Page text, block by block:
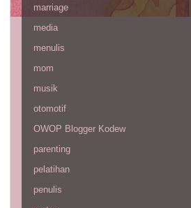
marriage
media
menulis
mom
musik
otomotif
OWOP Blogger Kodew
parenting
pelatihan
penulis